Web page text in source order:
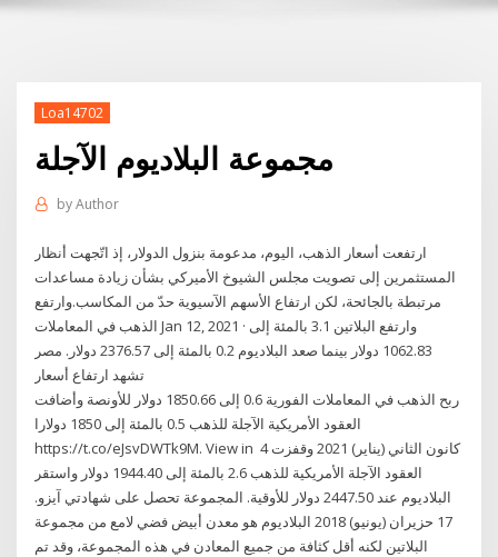
Loa14702
مجموعة البلاديوم الآجلة
byAuthor
ارتفعت أسعار الذهب، اليوم، مدعومة بنزول الدولار، إذ اتّجهت أنظار
المستثمرين إلى تصويت مجلس الشيوخ الأميركي بشأن زيادة مساعدات
مرتبطة بالجائحة، لكن ارتفاع الأسهم الآسيوية حدّ من المكاسب.وارتفع
الذهب في المعاملات Jan 12, 2021 · وارتفع البلاتين 3.1 بالمئة إلى
1062.83 دولار بينما صعد البلاديوم 0.2 بالمئة إلى 2376.57 دولار. مصر
تشهد ارتفاع أسعار
ربح الذهب في المعاملات الفورية 0.6 إلى 1850.66 دولار للأونصة وأضافت
العقود الأمريكية الآجلة للذهب 0.5 بالمئة إلى 1850 دولارا
https://t.co/eJsvDWTk9M. View in 4 كانون الثاني (يناير) 2021 وقفزت
العقود الآجلة الأمريكية للذهب 2.6 بالمئة إلى 1944.40 دولار واستقر
البلاديوم عند 2447.50 دولار للأوقية. المجموعة تحصل على شهادتي آيزو.
17 حزيران (يونيو) 2018 البلاديوم هو معدن أبيض فضي لامع من مجموعة
البلاتين لكنه أقل كثافة من جميع المعادن في هذه المجموعة، وقد تم